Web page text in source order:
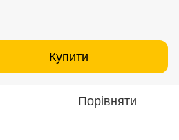
Купити
Порівняти